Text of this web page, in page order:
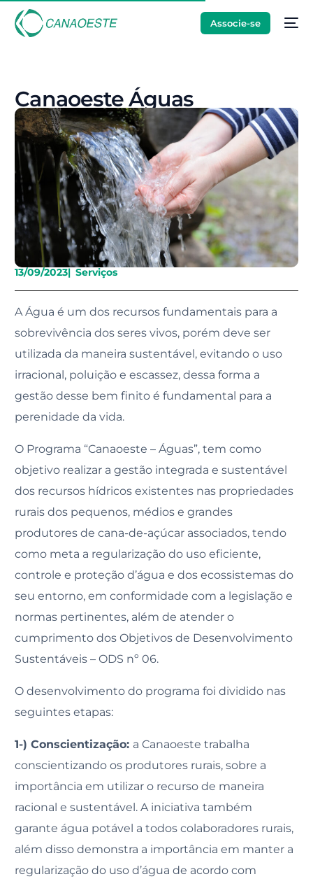
Associe-se
Canaoeste Águas
13/09/2023| Serviços
A Água é um dos recursos fundamentais para a
sobrevivência dos seres vivos, porém deve ser
utilizada da maneira sustentável, evitando o uso
irracional, poluição e escassez, dessa forma a
gestão desse bem finito é fundamental para a
perenidade da vida.
O Programa “Canaoeste – Águas”, tem como
objetivo realizar a gestão integrada e sustentável
dos recursos hídricos existentes nas propriedades
rurais dos pequenos, médios e grandes
produtores de cana-de-açúcar associados, tendo
como meta a regularização do uso eficiente,
controle e proteção d’água e dos ecossistemas do
seu entorno, em conformidade com a legislação e
normas pertinentes, além de atender o
cumprimento dos Objetivos de Desenvolvimento
Sustentáveis – ODS nº 06.
O desenvolvimento do programa foi dividido nas
seguintes etapas:
1-) Conscientização: a Canaoeste trabalha
conscientizando os produtores rurais, sobre a
importância em utilizar o recurso de maneira
racional e sustentável. A iniciativa também
garante água potável a todos colaboradores rurais,
além disso demonstra a importância em manter a
regularização do uso d’água de acordo com